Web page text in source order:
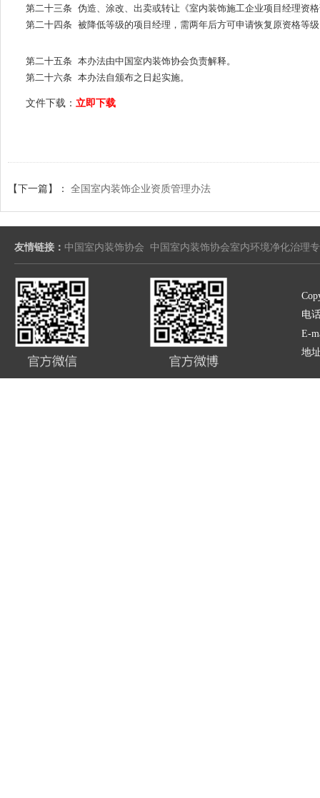
第二十三条 伪造、涂改、出卖或转让《室内装饰施工企业项目经理资
第二十四条 被降低等级的项目经理，需两年后方可申请恢复原资格等
第二十五条 本办法由中国室内装饰协会负责解释。
第二十六条 本办法自颁布之日起实施。
文件下载： 立即下载
【下一篇】： 全国室内装饰企业资质管理办法
友情链接： 中国室内装饰协会 中国室内装饰协会室内环境净化治理
电
E-
地